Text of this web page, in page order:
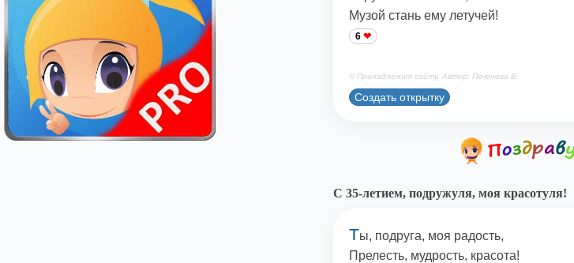
Музой стань ему летучей!
6
© Принадлежит сайту. Автор: Печенова В.
Создать открытку
С 35-летием, подружуля, моя красотуля!
Ты, подруга, моя радость,
Прелесть, мудрость, красота!